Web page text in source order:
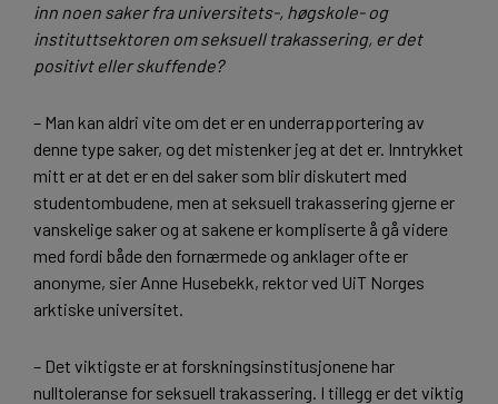
inn noen saker fra universitets-, høgskole- og
instituttsektoren om seksuell trakassering, er det
positivt eller skuffende?
– Man kan aldri vite om det er en underrapportering av
denne type saker, og det mistenker jeg at det er. Inntrykket
mitt er at det er en del saker som blir diskutert med
studentombudene, men at seksuell trakassering gjerne er
vanskelige saker og at sakene er kompliserte å gå videre
med fordi både den fornærmede og anklager ofte er
anonyme, sier Anne Husebekk, rektor ved UiT Norges
arktiske universitet.
– Det viktigste er at forskningsinstitusjonene har
nulltoleranse for seksuell trakassering. I tillegg er det viktig